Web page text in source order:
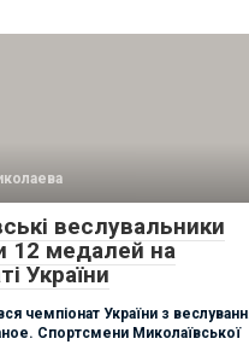
веслувальники
12 медалей на
України
чемпіонат України з
Спортсмени Миколаївської